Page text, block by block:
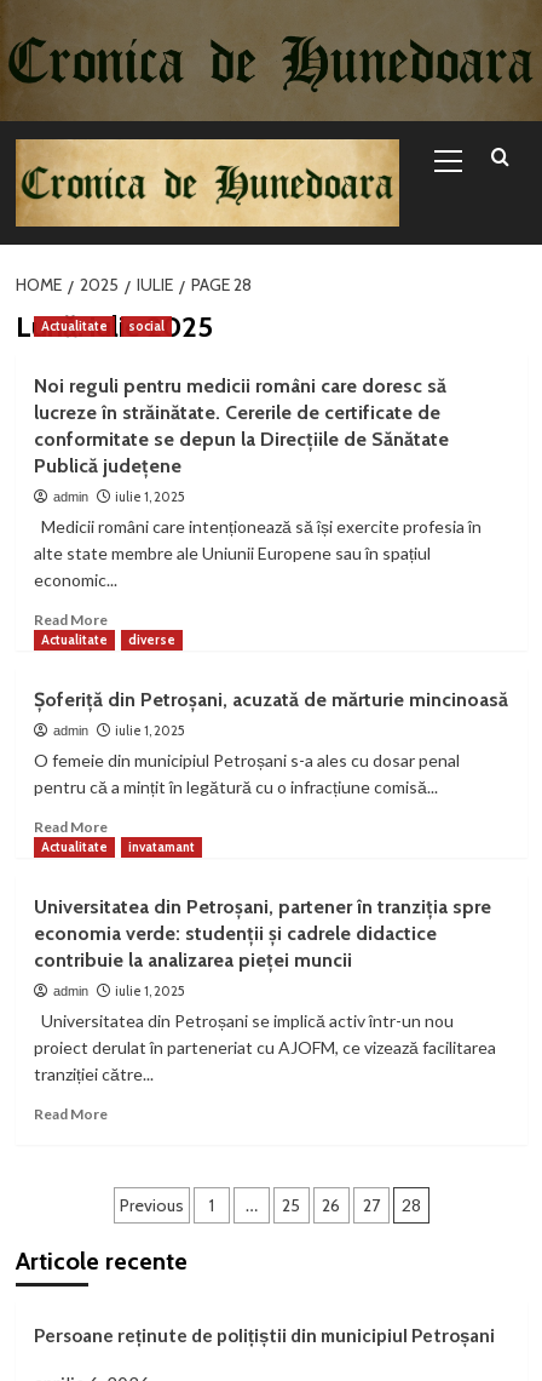
la
conținut
Menu
HOME 2025 IULIE PAGE 28
Lună:iulie 2025
Actualitate social
Noi reguli pentru medicii români care doresc să
lucreze în străinătate. Cererile de certificate de
conformitate se depun la Direcțiile de Sănătate
Publică județene
admin iulie 1, 2025
Medicii români care intenționează să își exercite profesia în
alte state membre ale Uniunii Europene sau în spațiul
economic...
Read MoreRead
more
reguli
pentru
medicii
români
doresc
să
străinătate.
Cererile
de
certificate
conformitate
se
depun
Direcțiile
Publică
județene
Actualitate diverse
Șoferiță din Petroșani, acuzată de mărturie mincinoasă
admin iulie 1, 2025
O femeie din municipiul Petroșani s-a ales cu dosar penal
pentru că a mințit în legătură cu o infracțiune comisă...
Read MoreRead
more
din
Petroșani,
acuzată
de
mincinoasă
Actualitate invatamant
Universitatea din Petroșani, partener în tranziția spre
economia verde: studenții și cadrele didactice
contribuie la analizarea pieței muncii
admin iulie 1, 2025
Universitatea din Petroșani se implică activ într-un nou
proiect derulat în parteneriat cu AJOFM, ce vizează facilitarea
tranziției către...
Read MoreRead
din
Petroșani,
în
economia
Paginație
articole
Previous 1 … 25 26 27 28
Articole recente
Persoane reținute de polițiștii din municipiul Petroșani